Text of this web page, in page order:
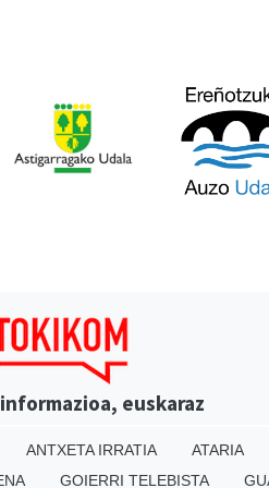
euskaraz
ANTXETA IRRATIA ATARIA
GOIERRI TELEBISTA